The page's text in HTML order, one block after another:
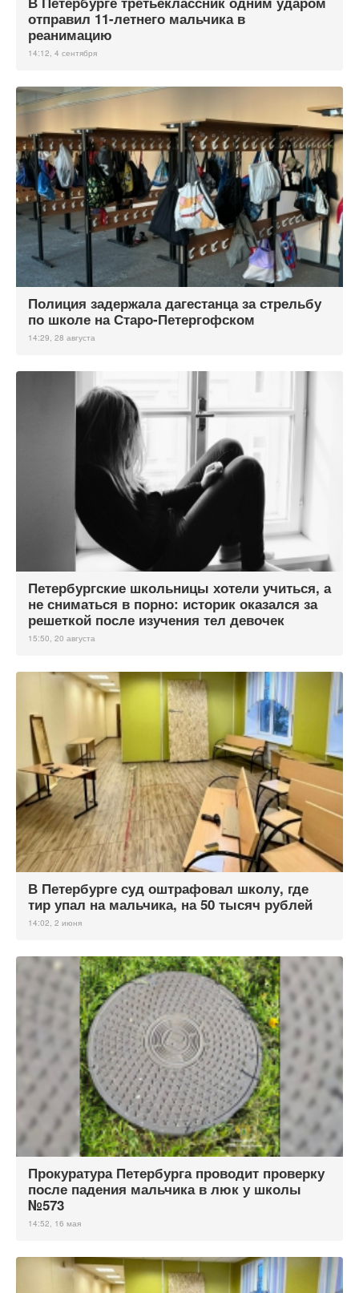
отправил 11-летнего мальчика в
реанимацию
14:12, 4 сентября
Полиция задержала дагестанца за стрельбу
по школе на Старо-Петергофском
14:29, 28 августа
Петербургские школьницы хотели учиться, а
не сниматься в порно: историк оказался за
решеткой после изучения тел девочек
15:50, 20 августа
В Петербурге суд оштрафовал школу, где
тир упал на мальчика, на 50 тысяч рублей
14:02, 2 июня
Прокуратура Петербурга проводит проверку
после падения мальчика в люк у школы
№573
14:52, 16 мая